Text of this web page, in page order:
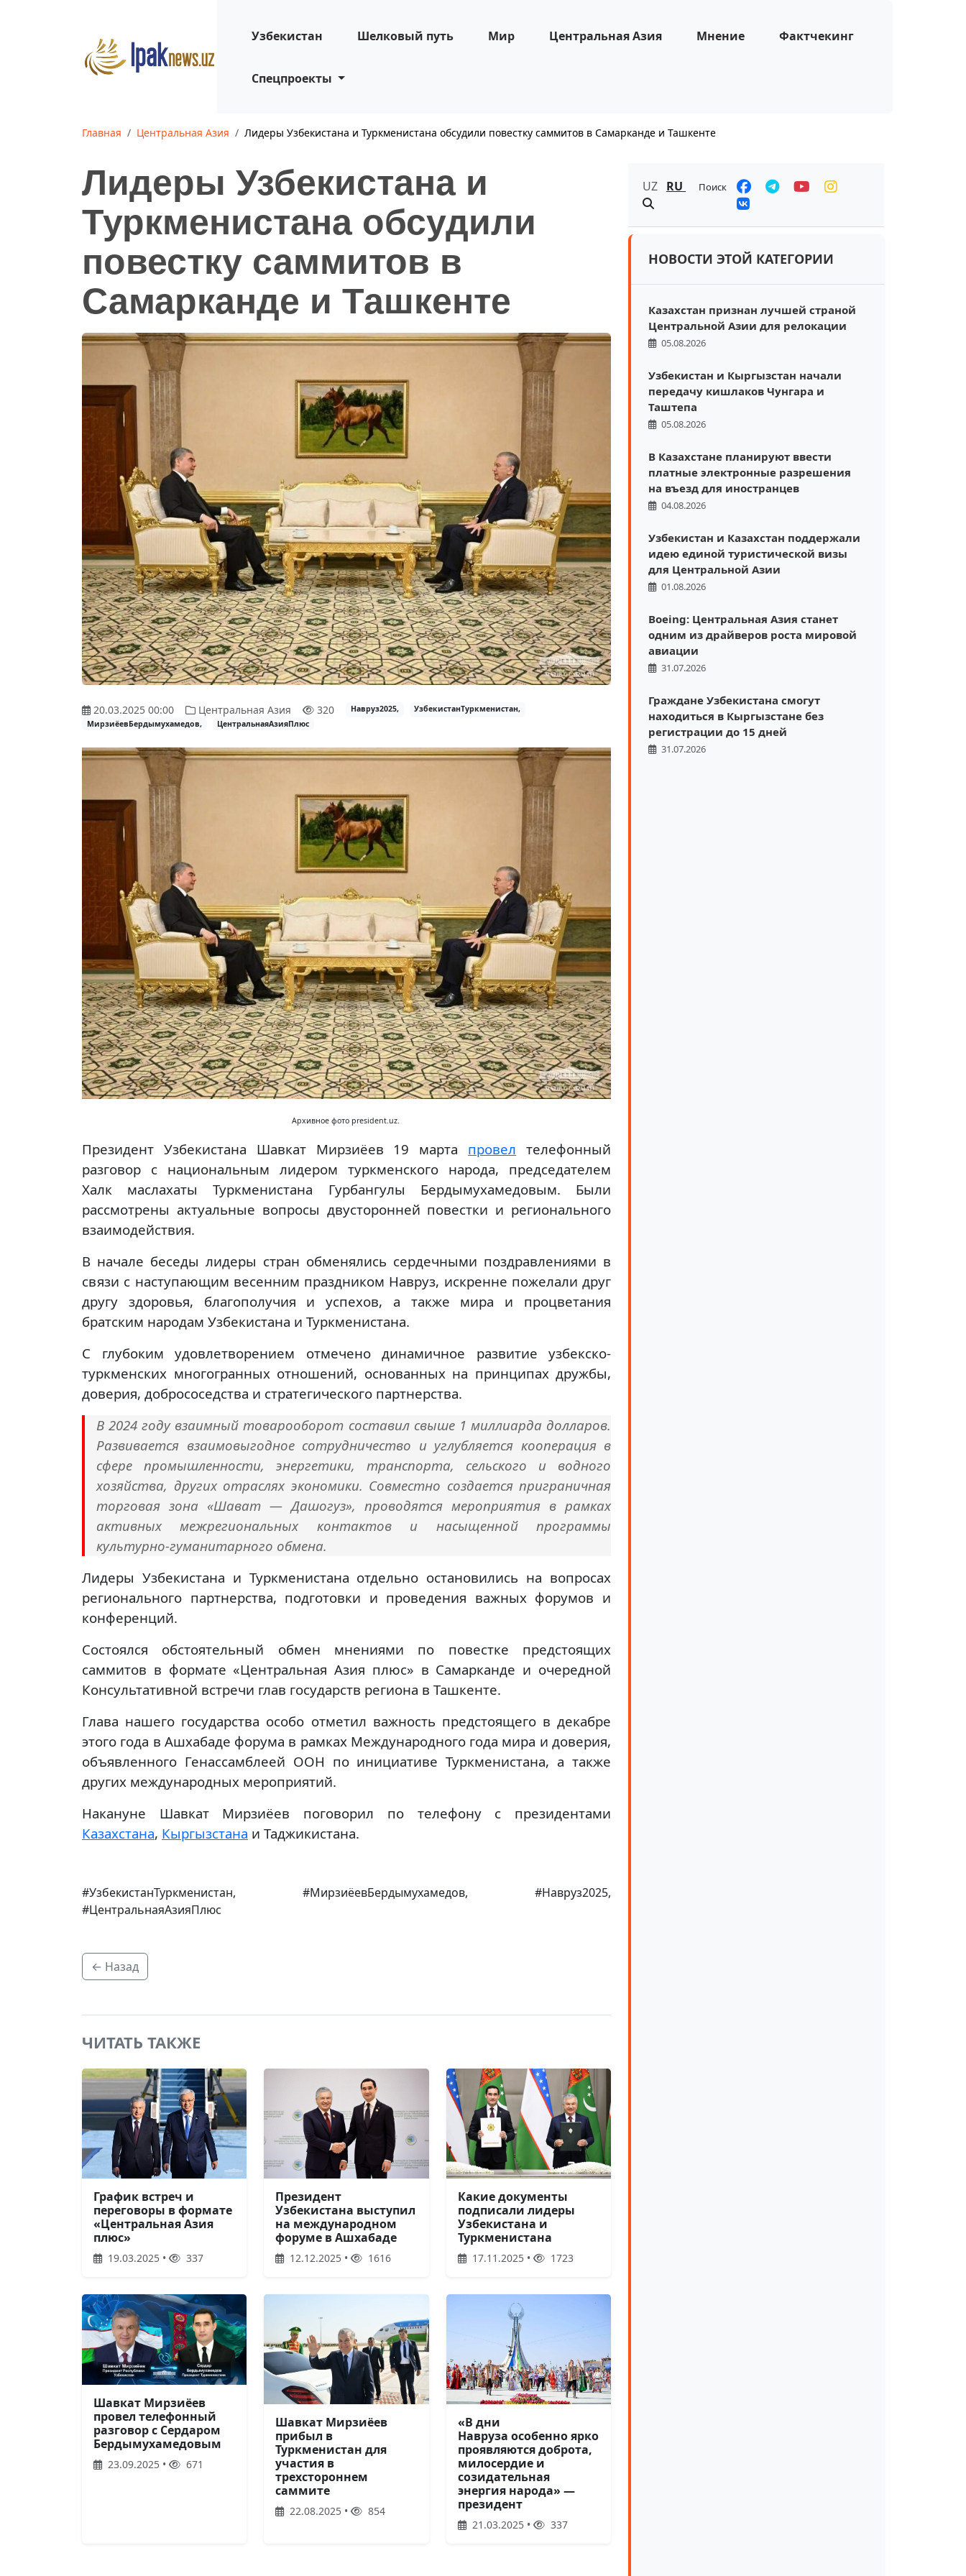
Узбекистан Шелковый путь Мир Центральная Азия Мнение Фактчекинг
Спецпроекты
Главная Центральная Азия Лидеры Узбекистана и Туркменистана обсудили повестку саммитов в Самарканде и Ташкенте
Лидеры Узбекистана и
Туркменистана обсудили
повестку саммитов в
Самарканде и Ташкенте
20.03.2025 00:00 Центральная Азия 320 Навруз2025,
УзбекистанТуркменистан,
МирзиёевБердымухамедов,
ЦентральнаяАзияПлюс
Архивное фото president.uz.
Президент Узбекистана Шавкат Мирзиёев 19 марта провел телефонный
разговор с национальным лидером туркменского народа, председателем
Халк маслахаты Туркменистана Гурбангулы Бердымухамедовым. Были
рассмотрены актуальные вопросы двусторонней повестки и регионального
взаимодействия.
В начале беседы лидеры стран обменялись сердечными поздравлениями в
связи с наступающим весенним праздником Навруз, искренне пожелали друг
другу здоровья, благополучия и успехов, а также мира и процветания
братским народам Узбекистана и Туркменистана.
С глубоким удовлетворением отмечено динамичное развитие узбекско-
туркменских многогранных отношений, основанных на принципах дружбы,
доверия, добрососедства и стратегического партнерства.
В 2024 году взаимный товарооборот составил свыше 1 миллиарда долларов.
Развивается взаимовыгодное сотрудничество и углубляется кооперация в
сфере промышленности, энергетики, транспорта, сельского и водного
хозяйства, других отраслях экономики. Совместно создается приграничная
торговая зона «Шават — Дашогуз», проводятся мероприятия в рамках
активных межрегиональных контактов и насыщенной программы
культурно-гуманитарного обмена.
Лидеры Узбекистана и Туркменистана отдельно остановились на вопросах
регионального партнерства, подготовки и проведения важных форумов и
конференций.
Состоялся обстоятельный обмен мнениями по повестке предстоящих
саммитов в формате «Центральная Азия плюс» в Самарканде и очередной
Консультативной встречи глав государств региона в Ташкенте.
Глава нашего государства особо отметил важность предстоящего в декабре
этого года в Ашхабаде форума в рамках Международного года мира и доверия,
объявленного Генассамблеей ООН по инициативе Туркменистана, а также
других международных мероприятий.
Накануне Шавкат Мирзиёев поговорил по телефону с президентами
Казахстана, Кыргызстана и Таджикистана.
#УзбекистанТуркменистан, #МирзиёевБердымухамедов, #Навруз2025,
#ЦентральнаяАзияПлюс
← Назад
ЧИТАТЬ ТАКЖЕ
График встреч и
переговоры в формате
«Центральная Азия
плюс»
19.03.2025 • 337
Президент
Узбекистана выступил
на международном
форуме в Ашхабаде
12.12.2025 • 1616
Какие документы
подписали лидеры
Узбекистана и
Туркменистана
17.11.2025 • 1723
Шавкат Мирзиёев
провел телефонный
разговор с Сердаром
Бердымухамедовым
23.09.2025 • 671
Шавкат Мирзиёев
прибыл в
Туркменистан для
участия в
трехстороннем
саммите
22.08.2025 • 854
«В дни
Навруза особенно ярко
проявляются доброта,
милосердие и
созидательная
энергия народа» —
президент
21.03.2025 • 337
UZ RU Поиск
НОВОСТИ ЭТОЙ КАТЕГОРИИ
Казахстан признан лучшей страной
Центральной Азии для релокации
05.08.2026
Узбекистан и Кыргызстан начали
передачу кишлаков Чунгара и
Таштепа
05.08.2026
В Казахстане планируют ввести
платные электронные разрешения
на въезд для иностранцев
04.08.2026
Узбекистан и Казахстан поддержали
идею единой туристической визы
для Центральной Азии
01.08.2026
Boeing: Центральная Азия станет
одним из драйверов роста мировой
авиации
31.07.2026
Граждане Узбекистана смогут
находиться в Кыргызстане без
регистрации до 15 дней
31.07.2026